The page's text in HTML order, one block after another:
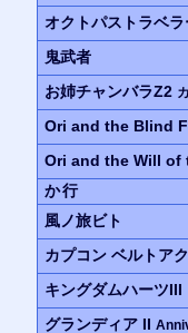
オクトパストラベラ
鬼武者
お姉チャンバラZ2
Ori and the Blind
Ori and the Will of
か行
風ノ旅ビト
カプコン ベルトア
キングダムハーツIII
グランディア II